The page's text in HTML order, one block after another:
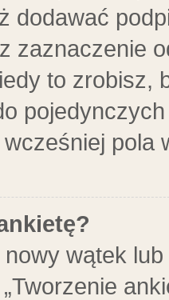
dodawać
zaznaczenie
to zrobisz,
pola
wątek